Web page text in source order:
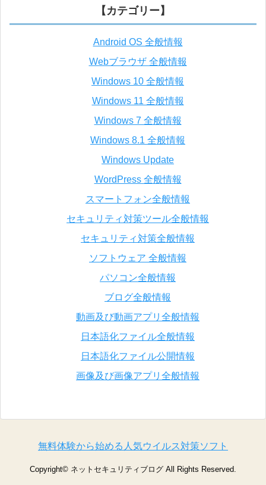
【カテゴリー】
Android OS 全般情報
Webブラウザ 全般情報
Windows 10 全般情報
Windows 11 全般情報
Windows 7 全般情報
Windows 8.1 全般情報
Windows Update
WordPress 全般情報
スマートフォン全般情報
セキュリティ対策ツール全般情報
セキュリティ対策全般情報
ソフトウェア 全般情報
パソコン全般情報
ブログ全般情報
動画及び動画アプリ全般情報
日本語化ファイル全般情報
日本語化ファイル公開情報
画像及び画像アプリ全般情報
無料体験から始める人気ウイルス対策ソフト
Copyright© ネットセキュリティブログ All Rights Reserved.